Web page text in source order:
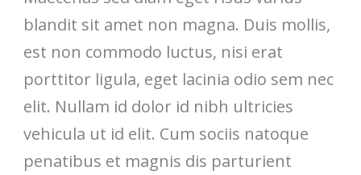
blandit sit amet non magna. Duis mollis,
est non commodo luctus, nisi erat
porttitor ligula, eget lacinia odio sem nec
elit. Nullam id dolor id nibh ultricies
vehicula ut id elit. Cum sociis natoque
penatibus et magnis dis parturient